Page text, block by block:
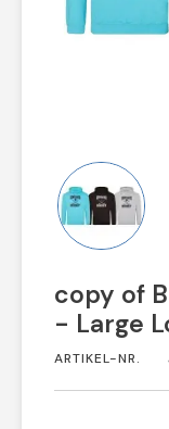
copy of
- Large
ARTIKEL-NR.